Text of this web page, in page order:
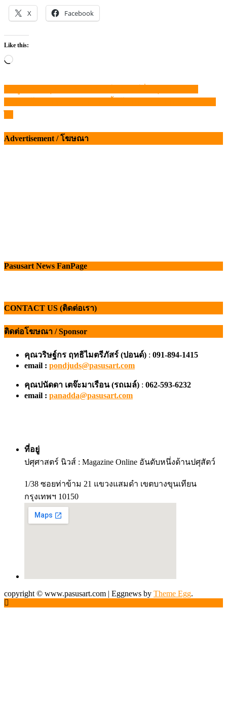
X Facebook
Like this:
Loading…
แนะแนว
เรื่อง
Advertisement / โฆษณา
Pasusart News FanPage
CONTACT US (ติดต่อเรา)
ติดต่อโฆษณา / Sponsor
คุณวริษฐ์กร ฤทธิไมตรีภัสร์ (ปอนด์) : 091-894-1415
email : pondjuds@pasusart.com
คุณปนัดดา เตจ๊ะมาเรือน (รถเมล์) : 062-593-6232
email : panadda@pasusart.com
ที่อยู่
ปศุศาสตร์ นิวส์ : Magazine Online อันดับหนึ่งด้านปศุสัตว์
1/38 ซอยท่าข้าม 21 แขวงแสมดำ เขตบางขุนเทียน
กรุงเทพฯ 10150
copyright © www.pasusart.com | Eggnews by Theme Egg.